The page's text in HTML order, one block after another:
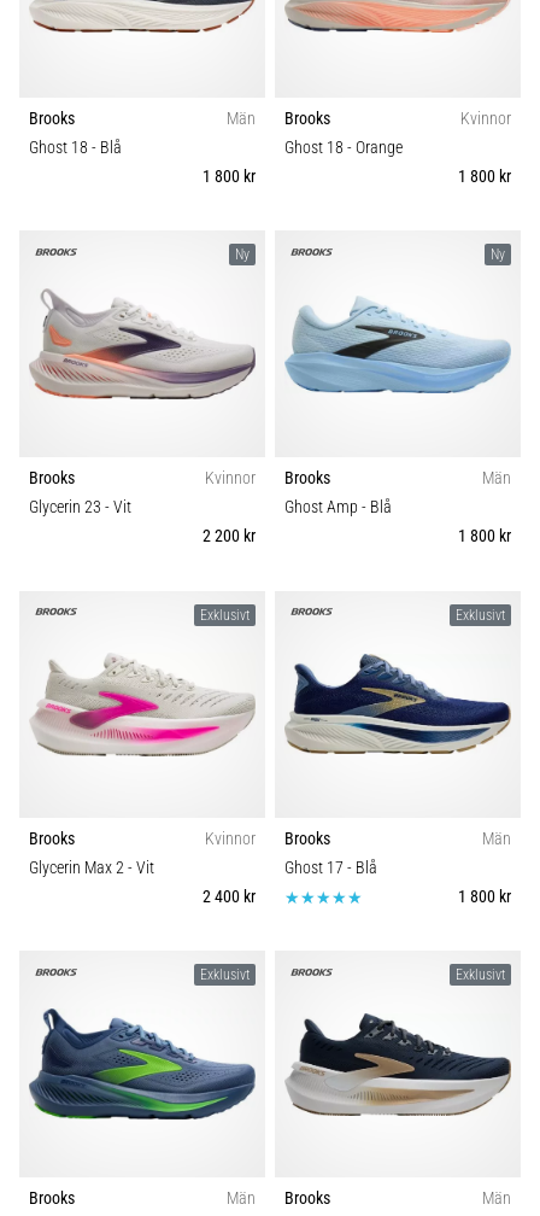
som
iliotibialbandssyndrom
ett
mycket
löpare
av.
Vad…
artiklar
Brooks
Män
Ghost 18 - Blå
1 800 kr
Brooks
Kvinnor
Ghost 18 - Orange
1 800 kr
Ny
Brooks
Kvinnor
Glycerin 23 - Vit
2 200 kr
Ny
Brooks
Män
Ghost Amp - Blå
1 800 kr
Exklusivt
Brooks
Kvinnor
Glycerin Max 2- Vit
2 400 kr
Exklusivt
Brooks
Män
Ghost 17 - Blå
1 800 kr
Exklusivt
Brooks
Män
Exklusivt
Brooks
Män